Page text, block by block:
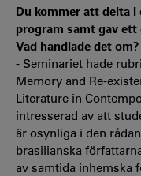
Du kommer att delta
program samt gav ett
Vad handlade det om?
- Seminariet hade
Memory and Re-
Literature in
intresserad av att
är osynliga i den
brasilianska
av samtida inhemska